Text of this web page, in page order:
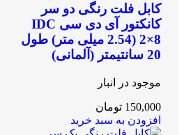
کابل فلت رنگی دو سر
کانکتور آی دی سی IDC
2×8 (2.54 میلی متر) طول
20 سانتیمتر (آلمانی)
موجود در انبار
150,000 تومان
افزودن به سبد خرید